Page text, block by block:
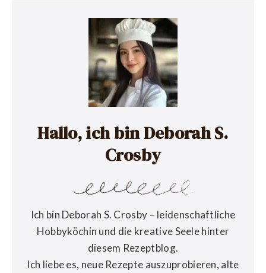
Hallo, ich bin Deborah S.
Crosby
Ich bin Deborah S. Crosby – leidenschaftliche
Hobbyköchin und die kreative Seele hinter
diesem Rezeptblog.
Ich liebe es, neue Rezepte auszuprobieren, alte